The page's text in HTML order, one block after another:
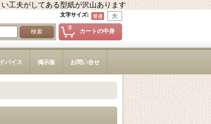
工夫がしてある型紙が沢山あります
文字サイズ:
0 カートの中身
バイス 掲示板 お問い合せ